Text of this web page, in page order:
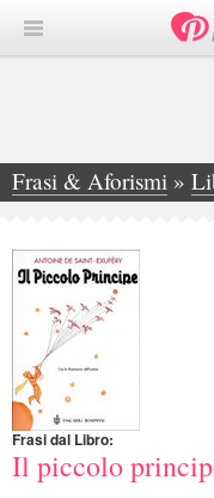
Frasi & Aforismi »
»Il piccolo principe
Frasi dal Libro:
Il piccolo